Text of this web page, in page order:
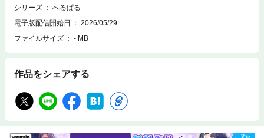
承ください。
シリーズ
へるぱる
電子版配信開始日
2026/05/29
ファイルサイズ
- MB
作品をシェアする